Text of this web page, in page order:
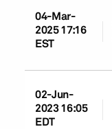
04-Mar-
2025 17:16
EST
02-Jun-
2023 16:05
EDT